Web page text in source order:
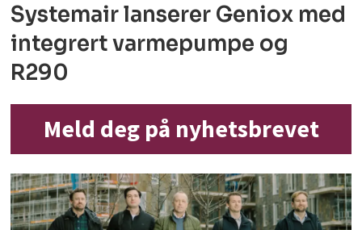
Systemair lanserer Geniox med
integrert varmepumpe og
R290
Meld deg på nyhetsbrevet